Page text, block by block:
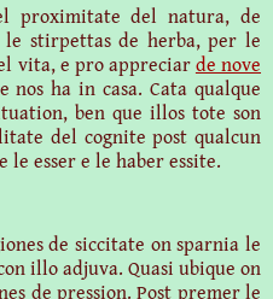
proximitate del natura, de
stirpettas de herba, per le
vita, e pro appreciarde nove
ha in casa. Cata qualque
ben que illos tote son
del cognite post qualcun
le esser e le haber essite.
de siccitate on sparnia le
illo adjuva. Quasi ubique on
de pression. Post premer le